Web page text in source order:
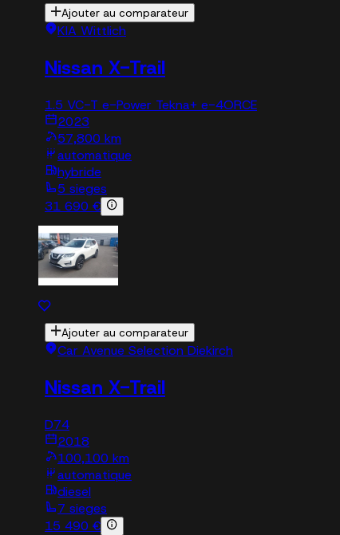
Ajouter au comparateur
KIA Wittlich
Nissan X-Trail
1.5 VC-T e-Power Tekna+ e-4ORCE
2023
57,800 km
automatique
hybride
5 sieges
31 690 €
Ajouter au comparateur
Car Avenue Selection Diekirch
Nissan X-Trail
D74
2018
100,100 km
automatique
diesel
7 sieges
15 490 €